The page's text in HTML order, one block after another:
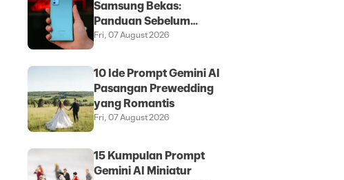
Samsung Bekas:
Panduan Sebelum
Membeli
Fri, 07 August 2026
10 Ide Prompt Gemini AI
Pasangan Prewedding
yang Romantis
Fri, 07 August 2026
15 Kumpulan Prompt
Gemini AI Miniatur